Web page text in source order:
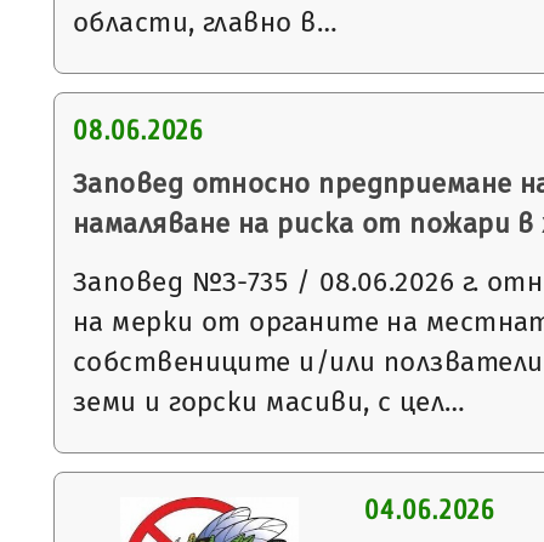
области, главно в…
08.06.2026
Заповед относно предприемане
намаляване на риска от пожари
Заповед №З-735 / 08.06.2026 г.
на мерки от органите на
собствениците и/или
земи и горски масиви, с цел…
04.06.2026